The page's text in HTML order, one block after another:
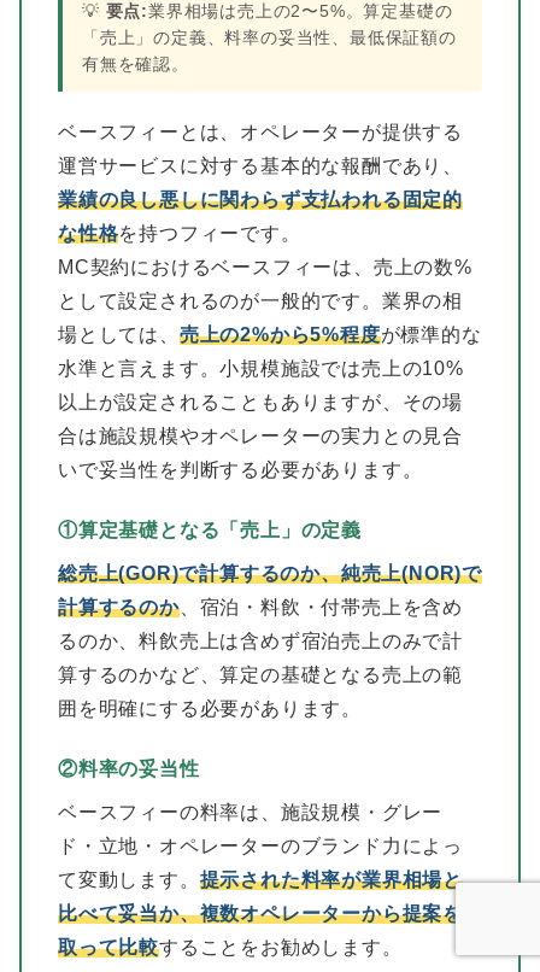
💡 要点:業界相場は売上の2〜5%。算定基礎の
「売上」の定義、料率の妥当性、最低保証額の
有無を確認。
ベースフィーとは、オペレーターが提供する
運営サービスに対する基本的な報酬であり、
業績の良し悪しに関わらず支払われる固定的
な性格を持つフィーです。
MC契約におけるベースフィーは、売上の数%
として設定されるのが一般的です。業界の相
場としては、 売上の2%から5%程度が標準的な
水準と言えます。小規模施設では売上の10%
以上が設定されることもありますが、その場
合は施設規模やオペレーターの実力との見合
いで妥当性を判断する必要があります。
①算定基礎となる「売上」の定義
総売上(GOR)で計算するのか、純売上(NOR)で
計算するのか、宿泊・料飲・付帯売上を含め
るのか、料飲売上は含めず宿泊売上のみで計
算するのかなど、算定の基礎となる売上の範
囲を明確にする必要があります。
②料率の妥当性
ベースフィーの料率は、施設規模・グレー
ド・立地・オペレーターのブランド力によっ
て変動します。 提示された料率が業界相場と
比べて妥当か、複数オペレーターから提案を
取って比較することをお勧めします。